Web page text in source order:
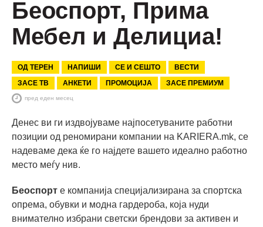
Беоспорт, Прима
Мебел и Делициа!
ОД ТЕРЕН НАПИШИ СЕ И СЕШТО
ВЕСТИ
ЗАСЕ ТВ
АНКЕТИ ПРОМОЦИЈА ЗАСЕ ПРЕМИУМ
пред еден месец
Денес ви ги издвојуваме најпосетуваните работни
позиции од реномирани компании на KARIERA.mk, се
надеваме дека ќе го најдете вашето идеално работно
место меѓу нив.
Беоспорт е компанија специјализирана за спортска
опрема, обувки и модна гардероба, која нуди
внимателно избрани светски брендови за активен и